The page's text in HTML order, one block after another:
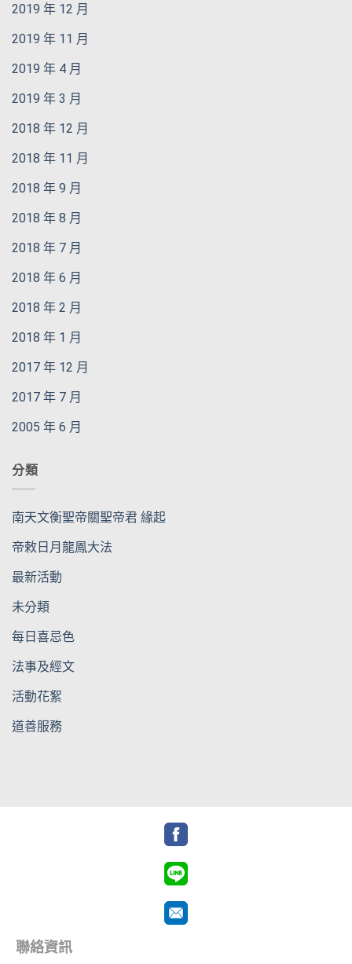
2019 年 12 月
2019 年 11 月
2019 年 4 月
2019 年 3 月
2018 年 12 月
2018 年 11 月
2018 年 9 月
2018 年 8 月
2018 年 7 月
2018 年 6 月
2018 年 2 月
2018 年 1 月
2017 年 12 月
2017 年 7 月
2005 年 6 月
分類
南天文衡聖帝關聖帝君 緣起
帝敕日月龍鳳大法
最新活動
未分類
每日喜忌色
法事及經文
活動花絮
道善服務
聯絡資訊